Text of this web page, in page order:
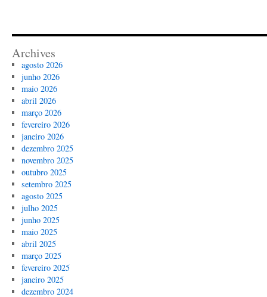
Archives
agosto 2026
junho 2026
maio 2026
abril 2026
março 2026
fevereiro 2026
janeiro 2026
dezembro 2025
novembro 2025
outubro 2025
setembro 2025
agosto 2025
julho 2025
junho 2025
maio 2025
abril 2025
março 2025
fevereiro 2025
janeiro 2025
dezembro 2024